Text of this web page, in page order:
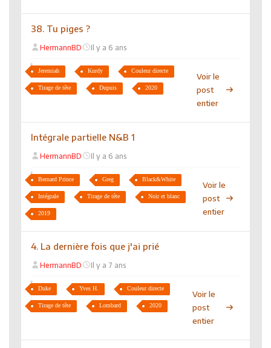
38. Tu piges ?
HermannBD Il y a 6 ans
Jeremiah Kurdy Couleur directe
Tirage de tête Dupuis 2020
Voir le
post
entier
Intégrale partielle N&B 1
HermannBD Il y a 6 ans
Bernard Prince Greg Black&White
Intégrale Tirage de tête Noir et blanc
2019
Voir le
post
entier
4. La dernière fois que j'ai prié
HermannBD Il y a 7 ans
Duke Yves H. Couleur directe
Tirage de tête Lombard 2020
Voir le
post
entier